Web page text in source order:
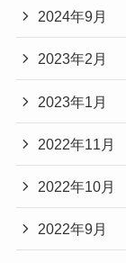
2024年9月
2023年2月
2023年1月
2022年11月
2022年10月
2022年9月